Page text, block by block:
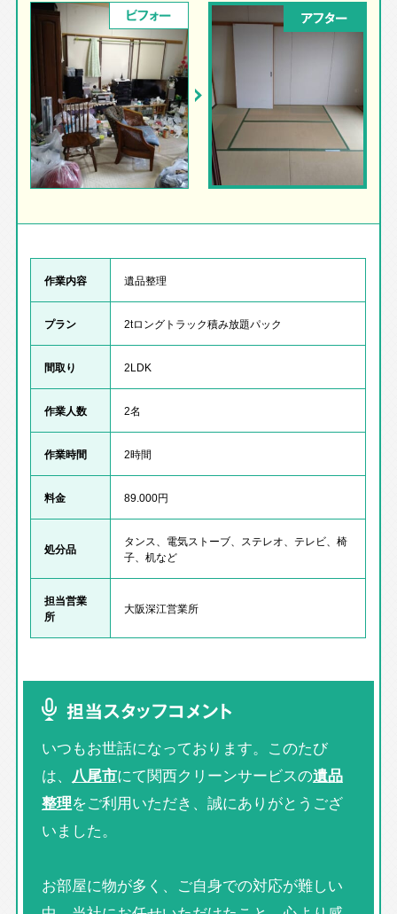
ビフォー アフター
作業内容 遺品整理
プラン 2tロングトラック積み放題パック
間取り 2LDK
作業人数 2名
作業時間 2時間
料金 89.000円
処分品
タンス、電気ストーブ、ステレオ、テレビ、椅
子、机など
担当営業
所
大阪深江営業所
担当スタッフコメント
いつもお世話になっております。このたび
は、 八尾市にて関西クリーンサービスの遺品
整理をご利用いただき、誠にありがとうござ
いました。
お部屋に物が多く、ご自身での対応が難しい